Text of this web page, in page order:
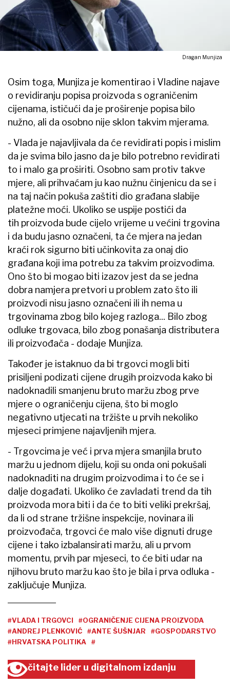
Dragan Munjiza
Osim toga, Munjiza je komentirao i Vladine najave
o revidiranju popisa proizvoda s ograničenim
cijenama, ističući da je proširenje popisa bilo
nužno, ali da osobno nije sklon takvim mjerama.
- Vlada je najavljivala da će revidirati popis i mislim
da je svima bilo jasno da je bilo potrebno revidirati
to i malo ga proširiti. Osobno sam protiv takve
mjere, ali prihvaćam ju kao nužnu činjenicu da se i
na taj način pokuša zaštiti dio građana slabije
platežne moći. Ukoliko se uspije postići da
tih proizvoda bude cijelo vrijeme u većini trgovina
i da budu jasno označeni, ta će mjera na jedan
kraći rok sigurno biti učinkovita za onaj dio
građana koji ima potrebu za takvim proizvodima.
Ono što bi mogao biti izazov jest da se jedna
dobra namjera pretvori u problem zato što ili
proizvodi nisu jasno označeni ili ih nema u
trgovinama zbog bilo kojeg razloga... Bilo zbog
odluke trgovaca, bilo zbog ponašanja distributera
ili proizvođača - dodaje Munjiza.
Također je istaknuo da bi trgovci mogli biti
prisiljeni podizati cijene drugih proizvoda kako bi
nadoknadili smanjenu bruto maržu zbog prve
mjere o ograničenju cijena, što bi moglo
negativno utjecati na tržište u prvih nekoliko
mjeseci primjene najavljenih mjera.
- Trgovcima je već i prva mjera smanjila bruto
maržu u jednom dijelu, koji su onda oni pokušali
nadoknaditi na drugim proizvodima i to će se i
dalje događati. Ukoliko će zavladati trend da tih
proizvoda mora biti i da će to biti veliki prekršaj,
da li od strane tržišne inspekcije, novinara ili
proizvođača, trgovci će malo više dignuti druge
cijene i tako izbalansirati maržu, ali u prvom
momentu, prvih par mjeseci, to će biti udar na
njihovu bruto maržu kao što je bila i prva odluka -
zaključuje Munjiza.
#VLADA I TRGOVCI
#OGRANIČENJE CIJENA PROIZVODA
#ANDREJ PLENKOVIĆ
#ANTE ŠUŠNJAR
#GOSPODARSTVO
#HRVATSKA POLITIKA
#
čitajte lider u digitalnom izdanju